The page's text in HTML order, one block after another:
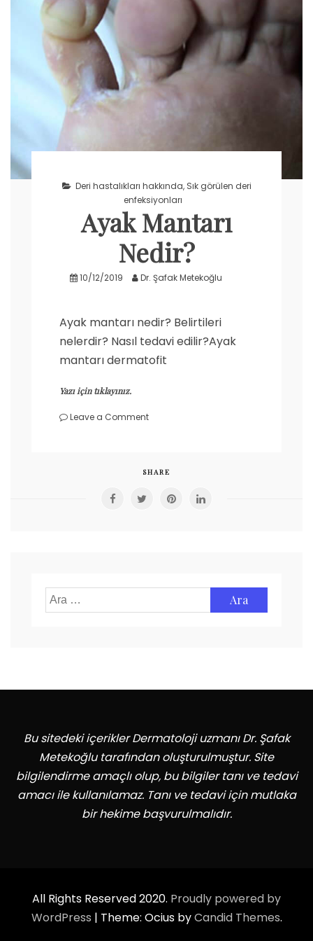
Deri hastalıkları hakkında, Sık görülen deri
enfeksiyonları
Ayak Mantarı
Nedir?
10/12/2019 Dr. Şafak Metekoğlu
Ayak mantarı nedir? Belirtileri
nelerdir? Nasıl tedavi edilir?Ayak
mantarı dermatofit
Yazı için tıklayınız.
Leave a Commenton
SHARE
Arama:
Bu sitedeki içerikler Dermatoloji uzmanı Dr. Şafak
Metekoğlu tarafından oluşturulmuştur. Site
bilgilendirme amaçlı olup, bu bilgiler tanı ve tedavi
amacı ile kullanılamaz. Tanı ve tedavi için mutlaka
bir hekime başvurulmalıdır.
All Rights Reserved 2020. Proudly powered by
WordPress | Theme: Ocius byCandid Themes.